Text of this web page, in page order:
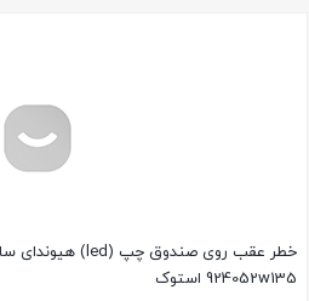
924052w135 استوک